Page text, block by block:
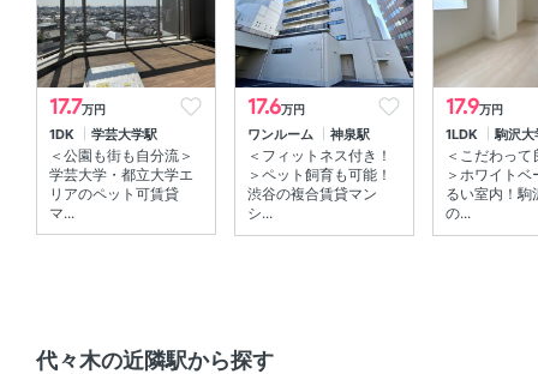
室内設備
室内洗濯機置場 、 エアコン 、 床暖房
部屋の特徴
バルコニー 、 角部屋
共用部
17.7万円
1DK 学芸大学駅
＜公園も街も自分流＞
学芸大学・都立大学エ
リアのペット可賃貸
マ...
17.6万円
ワンルーム 神泉駅
＜フィットネス付き！
＞ペット飼育も可能！
渋谷の複合賃貸マン
シ...
17.9万円
1LDK 駒沢大
＜こだわって
＞ホワイトベ
るい室内！駒
の...
代々木の近隣駅から探す